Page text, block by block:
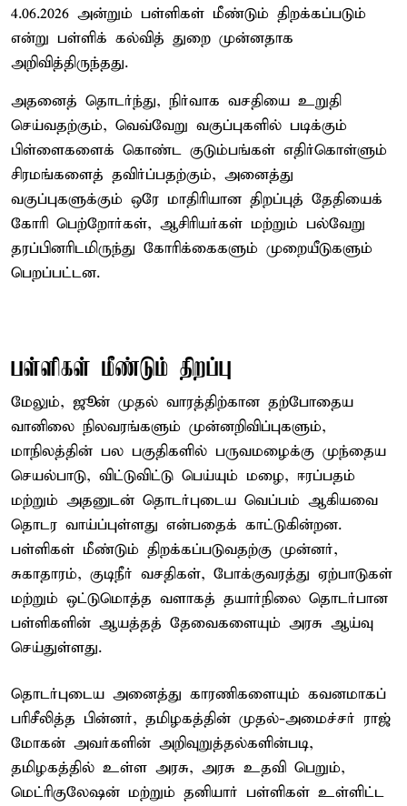
4.06.2026 அன்றும் பள்ளிகள் மீண்டும் திறக்கப்படும்
என்று பள்ளிக் கல்வித் துறை முன்னதாக
அறிவித்திருந்தது.
அதனைத் தொடர்ந்து, நிர்வாக வசதியை உறுதி
செய்வதற்கும், வெவ்வேறு வகுப்புகளில் படிக்கும்
பிள்ளைகளைக் கொண்ட குடும்பங்கள் எதிர்கொள்ளும்
சிரமங்களைத் தவிர்ப்பதற்கும், அனைத்து
வகுப்புகளுக்கும் ஒரே மாதிரியான திறப்புத் தேதியைக்
கோரி பெற்றோர்கள், ஆசிரியர்கள் மற்றும் பல்வேறு
தரப்பினரிடமிருந்து கோரிக்கைகளும் முறையீடுகளும்
பெறப்பட்டன.
பள்ளிகள் மீண்டும் திறப்பு
மேலும், ஜூன் முதல் வாரத்திற்கான தற்போதைய
வானிலை நிலவரங்களும் முன்னறிவிப்புகளும்,
மாநிலத்தின் பல பகுதிகளில் பருவமழைக்கு முந்தைய
செயல்பாடு, விட்டுவிட்டு பெய்யும் மழை, ஈரப்பதம்
மற்றும் அதனுடன் தொடர்புடைய வெப்பம் ஆகியவை
தொடர வாய்ப்புள்ளது என்பதைக் காட்டுகின்றன.
பள்ளிகள் மீண்டும் திறக்கப்படுவதற்கு முன்னர்,
சுகாதாரம், குடிநீர் வசதிகள், போக்குவரத்து ஏற்பாடுகள்
மற்றும் ஒட்டுமொத்த வளாகத் தயார்நிலை தொடர்பான
பள்ளிகளின் ஆயத்தத் தேவைகளையும் அரசு ஆய்வு
செய்துள்ளது.
தொடர்புடைய அனைத்து காரணிகளையும் கவனமாகப்
பரிசீலித்த பின்னர், தமிழகத்தின் முதல்-அமைச்சர் ராஜ்
மோகன் அவர்களின் அறிவுறுத்தல்களின்படி,
தமிழகத்தில் உள்ள அரசு, அரசு உதவி பெறும்,
மெட்ரிகுலேஷன் மற்றும் தனியார் பள்ளிகள் உள்ளிட்ட